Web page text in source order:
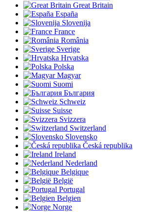
Great Britain
España
Slovenija
France
România
Sverige
Hrvatska
Polska
Magyar
Suomi
България
Schweiz
Suisse
Svizzera
Switzerland
Slovensko
Česká republika
Ireland
Nederland
Belgique
België
Portugal
Belgien
Norge